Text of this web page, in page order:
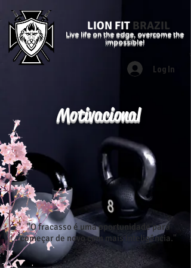
LION FIT BRAZIL
Live life on the edge, overcome the
impossible!
Log In
Motivacional
"O fracasso é uma oportunidade para
começar de novo com mais inteligência."